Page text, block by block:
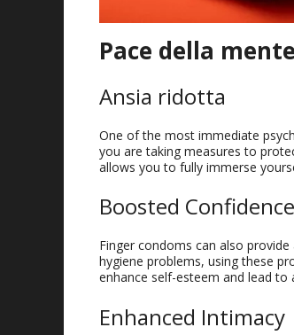
Pace della
Ansia ridotta
One of the most immediate
you are taking measures to
allows you to fully immerse
Boosted Confidence
Finger condoms can also
hygiene problems, using these
enhance self-esteem and lead
Enhanced Intimacy